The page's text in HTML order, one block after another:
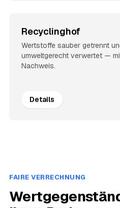
Recyclinghof
Wertstoffe sauber getrennt
umweltgerecht verwertet —
Nachweis.
Details
FAIRE VERRECHNUNG